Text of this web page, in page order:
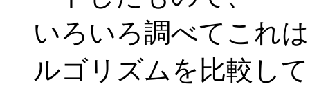
いろいろ調べてこれ
ルゴリズムを比較し